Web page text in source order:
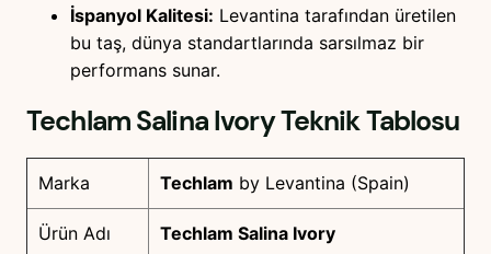
İspanyol Kalitesi: Levantina tarafından üretilen
bu taş, dünya standartlarında sarsılmaz bir
performans sunar.
Techlam Salina IvoryTeknik Tablosu
Marka Techlam by Levantina (Spain)
Ürün Adı Techlam Salina Ivory